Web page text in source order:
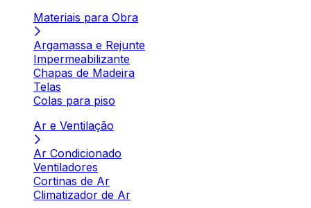
Materiais para Obra
Argamassa e Rejunte
Impermeabilizante
Chapas de Madeira
Telas
Colas para piso
Ar e Ventilação
Ar Condicionado
Ventiladores
Cortinas de Ar
Climatizador de Ar